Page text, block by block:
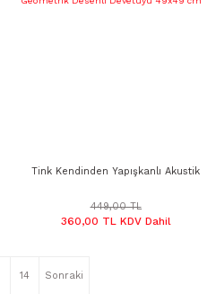
Tink Kendinden Yapışkanlı Akustik
Dekota Geometrik Desenli
Devetüyü 49x49 cm
449,00 TL
360,00 TL KDV Dahil
14